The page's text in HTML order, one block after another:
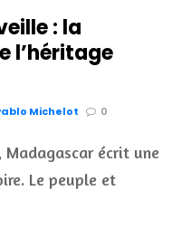
: la
l’héritage
Michelot 0
écrit une
Le peuple et